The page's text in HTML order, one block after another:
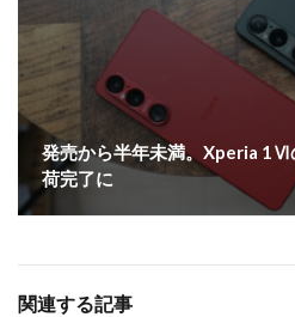
発売から半年未満。Xperia 1Ⅵ
荷完了に
関連する記事